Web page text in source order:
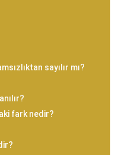
sayılır mı?
fark nedir?